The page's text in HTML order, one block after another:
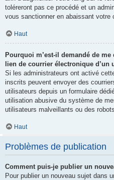
toléreront pas ce procédé et un
vous sanctionner en abaissant votre
Haut
Pourquoi m’est-il demandé de
lien de courrier électronique d’un
Si les administrateurs ont activé
inscrits peuvent envoyer des
utilisateurs depuis un formulaire
utilisation abusive du système de
utilisateurs malveillants ou des
Haut
Problèmes de publication
Comment puis-je publier un
Pour publier un nouveau sujet dans